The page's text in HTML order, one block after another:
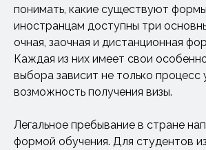
понимать, какие существуют
иностранцам доступны три
очная, заочная и дистанционная
Каждая из них имеет свои
выбора зависит не только процесс
возможность получения визы.
Легальное пребывание в стране
формой обучения. Для студентов